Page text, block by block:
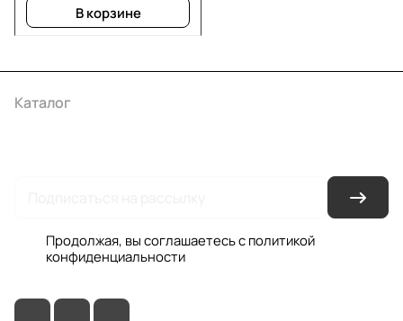
В корзине
Каталог
Продолжая, вы соглашаетесь с политикой
конфиденциальности